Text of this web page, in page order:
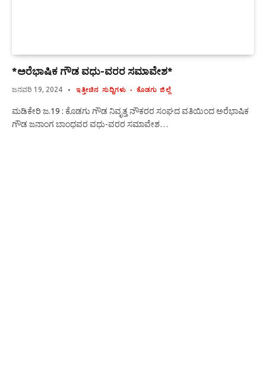
*ಅರೆಭಾಷಿಕ ಗೌಡ ವಧು-ವರರ ಸಮಾವೇಶ*
ಜನವರಿ 19, 2024 ಇತ್ತೀಚಿನ ಸುದ್ದಿಗಳು ಕೊಡಗು ಜಿಲ್ಲೆ
ಮಡಿಕೇರಿ ಜ.19 : ಕೊಡಗು ಗೌಡ ನಿವೃತ್ತ ನೌಕರರ ಸಂಘದ ವತಿಯಿಂದ ಅರೆಭಾಷಿಕ
ಗೌಡ ಜನಾಂಗ ಬಾಂಧವರ ವಧು-ವರರ ಸಮಾವೇಶ…